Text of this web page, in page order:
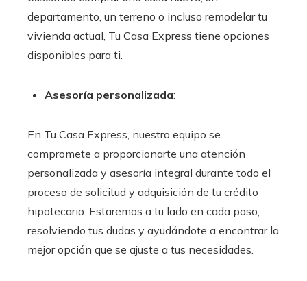
departamento, un terreno o incluso remodelar tu
vivienda actual, Tu Casa Express tiene opciones
disponibles para ti.
Asesoría personalizada:
En Tu Casa Express, nuestro equipo se
compromete a proporcionarte una atención
personalizada y asesoría integral durante todo el
proceso de solicitud y adquisición de tu crédito
hipotecario. Estaremos a tu lado en cada paso,
resolviendo tus dudas y ayudándote a encontrar la
mejor opción que se ajuste a tus necesidades.